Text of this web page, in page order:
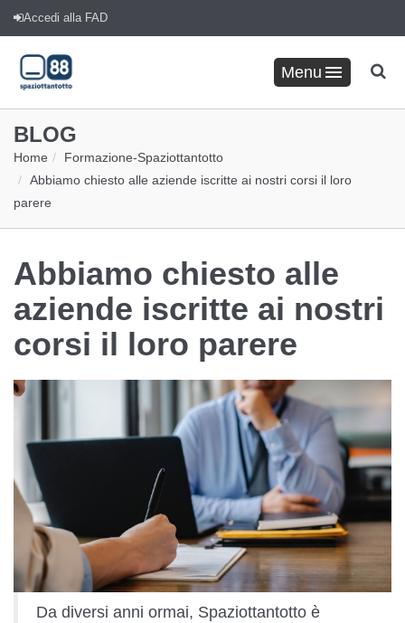
Accedi alla FAD
Menu
BLOG
Home Formazione-Spaziottantotto
Abbiamo chiesto alle aziende iscritte ai nostri corsi il loro
parere
Abbiamo chiesto alle
aziende iscritte ai nostri
corsi il loro parere
Da diversi anni ormai, Spaziottantotto è